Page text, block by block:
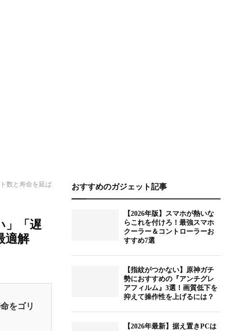
数と寿命を延ば
」「遅
適解
をゴリ
おすすめのガジェット記事
【2026年版】スマホが熱いな
らこれを付けろ！最強スマホ
クーラー＆コントローラーお
すすめ7選
【指紋がつかない】原神ガチ
勢におすすめの『アンチグレ
アフィルム』3選！画質低下を
抑えて操作性を上げるには？
【2026年最新】据え置きPCは